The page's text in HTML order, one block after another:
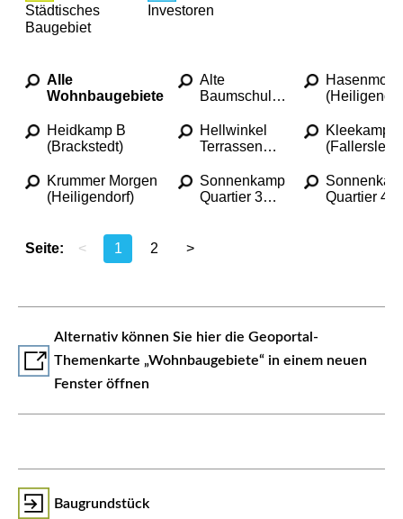
Alternativ können Sie hier die Geoportal-
Themenkarte „Wohnbaugebiete“ in einem neuen
Fenster öffnen
Baugrundstück